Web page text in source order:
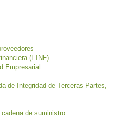
(EINF)
Empresarial
de Integridad de Terceras Partes,
de suministro